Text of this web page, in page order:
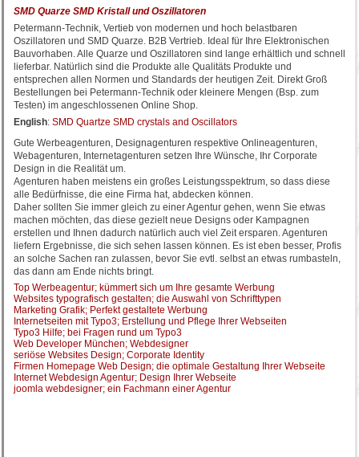
SMD Quarze SMD Kristall und Oszillatoren
Petermann-Technik, Vertieb von modernen und hoch belastbaren
Oszillatoren und SMD Quarze. B2B Vertrieb. Ideal für Ihre Elektronischen
Bauvorhaben. Alle Quarze und Oszillatoren sind lange erhältlich und schnell
lieferbar. Natürlich sind die Produkte alle Qualitäts Produkte und
entsprechen allen Normen und Standards der heutigen Zeit. Direkt Groß
Bestellungen bei Petermann-Technik oder kleinere Mengen (Bsp. zum
Testen) im angeschlossenen Online Shop.
English: SMD Quartze SMD crystals and Oscillators
Gute Werbeagenturen, Designagenturen respektive Onlineagenturen,
Webagenturen, Internetagenturen setzen Ihre Wünsche, Ihr Corporate
Design in die Realität um.
Agenturen haben meistens ein großes Leistungsspektrum, so dass diese
alle Bedürfnisse, die eine Firma hat, abdecken können.
Daher sollten Sie immer gleich zu einer Agentur gehen, wenn Sie etwas
machen möchten, das diese gezielt neue Designs oder Kampagnen
erstellen und Ihnen dadurch natürlich auch viel Zeit ersparen. Agenturen
liefern Ergebnisse, die sich sehen lassen können. Es ist eben besser, Profis
an solche Sachen ran zulassen, bevor Sie evtl. selbst an etwas rumbasteln,
das dann am Ende nichts bringt.
Top Werbeagentur; kümmert sich um Ihre gesamte Werbung
Websites typografisch gestalten; die Auswahl von Schrifttypen
Marketing Grafik; Perfekt gestaltete Werbung
Internetseiten mit Typo3; Erstellung und Pflege Ihrer Webseiten
Typo3 Hilfe; bei Fragen rund um Typo3
Web Developer München; Webdesigner
seriöse Websites Design; Corporate Identity
Firmen Homepage Web Design; die optimale Gestaltung Ihrer Webseite
Internet Webdesign Agentur; Design Ihrer Webseite
joomla webdesigner; ein Fachmann einer Agentur